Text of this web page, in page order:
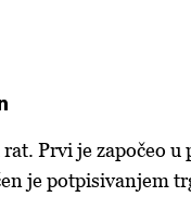
Prvi je započeo u
je potpisivanjem